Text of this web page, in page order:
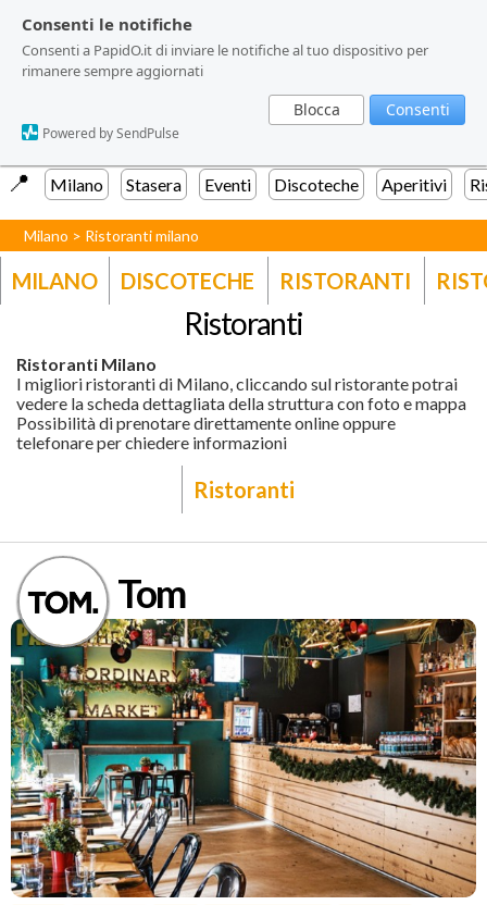
Consenti le notifiche
Consenti a PapidO.it di inviare le notifiche al tuo dispositivo per
rimanere sempre aggiornati
Blocca Consenti
Powered by SendPulse
Consenti le notifiche
Consenti a PapidO.it di inviare le notifiche al tuo dispositivo per
rimanere sempre aggiornati
Blocca Consenti
Powered by SendPulse
Consenti le notifiche
Consenti a PapidO.it di inviare le notifiche al tuo dispositivo per
rimanere sempre aggiornati
Blocca Consenti
Powered by SendPulse
📍️ Milano Stasera Eventi Discoteche Aperitivi
Milano > Ristoranti milano
MILANO DISCOTECHE RISTORANTI
Ristoranti
Ristoranti Milano
I migliori ristoranti di Milano, cliccando sul ristorante potrai
vedere la scheda dettagliata della struttura con foto e mappa
Possibilità di prenotare direttamente online oppure
telefonare per chiedere informazioni
Ristoranti
Tom